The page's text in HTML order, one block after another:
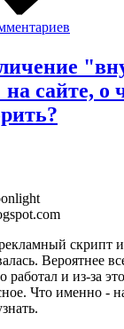
сайте, о
скрипт
Вероятнее
работал и из-за
Что именно -